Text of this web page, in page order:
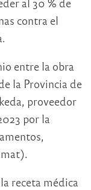
contra el
entre la obra
la Provincia de
proveedor
por la
receta médica